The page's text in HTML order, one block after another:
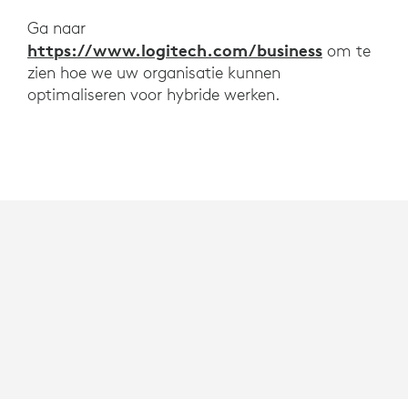
Ga naar
https://www.logitech.com/business om te
zien hoe we uw organisatie kunnen
optimaliseren voor hybride werken.